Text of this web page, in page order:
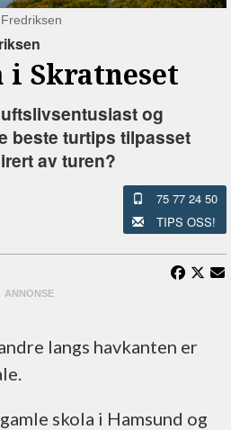
Skratneset
og
beste turtips tilpasset
av turen?
75 77 24 50
TIPS OSS!
langs havkanten er
skola i Hamsund og